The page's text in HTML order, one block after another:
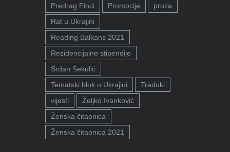
Predrag Finci
Promocije
proza
Rat u Ukrajini
Reading Balkans 2021
Rezidencijalne stipendije
Srđan Sekulić
Tematski blok o Ukrajini
Traduki
vijesti
Željko Ivanković
Ženska čitaonica
Ženska čitaonica 2021